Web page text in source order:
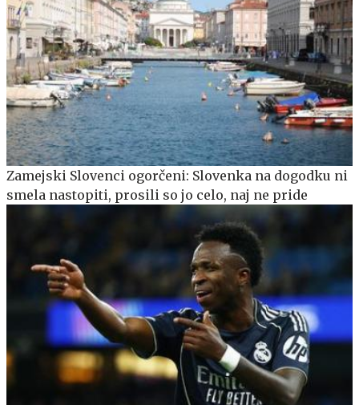
Zamejski Slovenci ogorčeni: Slovenka na dogodku ni
smela nastopiti, prosili so jo celo, naj ne pride